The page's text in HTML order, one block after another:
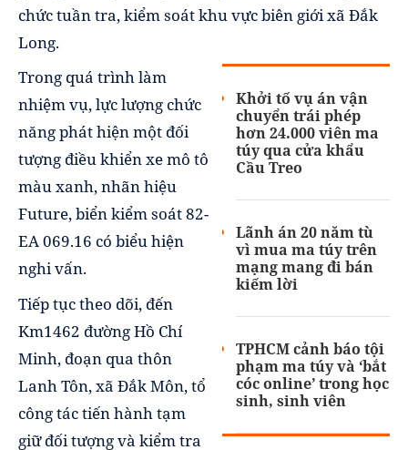
chức tuần tra, kiểm soát khu vực biên giới xã Đắk
Long.
Khởi tố vụ án vận
chuyển trái phép
hơn 24.000 viên ma
túy qua cửa khẩu
Cầu Treo
Lãnh án 20 năm tù
vì mua ma túy trên
mạng mang đi bán
kiếm lời
TPHCM cảnh báo tội
phạm ma túy và ‘bắt
cóc online’ trong học
sinh, sinh viên
Trong quá trình làm
nhiệm vụ, lực lượng chức
năng phát hiện một đối
tượng điều khiển xe mô tô
màu xanh, nhãn hiệu
Future, biển kiểm soát 82-
EA 069.16 có biểu hiện
nghi vấn.
Tiếp tục theo dõi, đến
Km1462 đường Hồ Chí
Minh, đoạn qua thôn
Lanh Tôn, xã Đắk Môn, tổ
công tác tiến hành tạm
giữ đối tượng và kiểm tra